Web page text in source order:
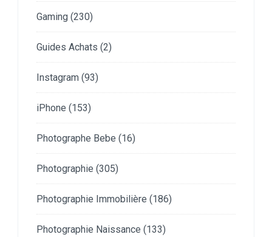
Gaming (230)
Guides Achats (2)
Instagram (93)
iPhone (153)
Photographe Bebe (16)
Photographie (305)
Photographie Immobilière (186)
Photographie Naissance (133)